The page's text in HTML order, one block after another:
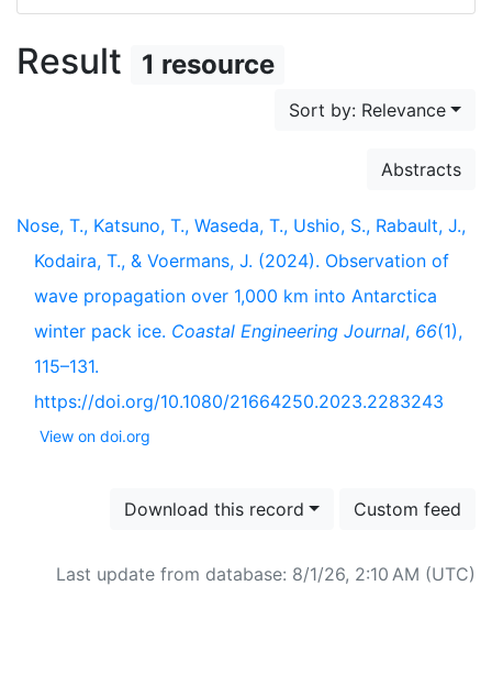
Result 1 resource
Sort by: Relevance
Abstracts
Nose, T., Katsuno, T., Waseda, T., Ushio, S., Rabault, J.,
Kodaira, T., & Voermans, J. (2024). Observation of
wave propagation over 1,000 km into Antarctica
winter pack ice. Coastal Engineering Journal, 66(1),
115–131.
https://doi.org/10.1080/21664250.2023.2283243
View on doi.org
Download this record Custom feed
Last update from database: 8/1/26, 2:10 AM (UTC)